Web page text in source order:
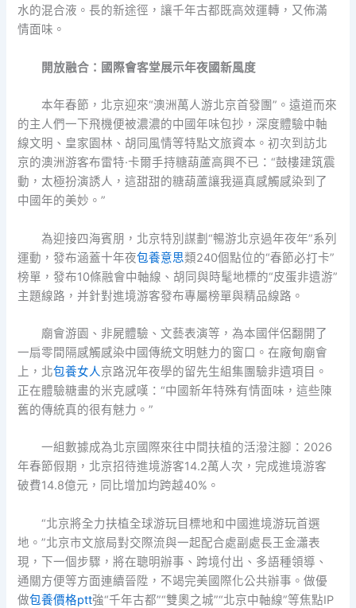
水的混合液。長的新途徑，讓千年古都既高效運轉，又佈滿
情面味。
開放融合：國際會客堂展示年夜國新風度
本年春節，北京迎來“澳洲萬人游北京首發團”。遠道而來
的主人們一下飛機便被濃濃的中國年味包抄，深度體驗中軸
線文明、皇家園林、胡同風情等特點文旅資本。初次到訪北
京的澳洲游客布雷特·卡爾手持糖葫蘆高興不已：“鼓樓建筑震
動，太極扮演誘人，這甜甜的糖葫蘆讓我逼真感觸感染到了
中國年的美妙。”
為迎接四海賓朋，北京特別謀劃“暢游北京過年夜年”系列
運動，發布涵蓋十年夜包養意思類240個點位的“春節必打卡”
榜單，發布10條融會中軸線、胡同與時髦地標的“皮蛋非遺游”
主題線路，并針對進境游客發布專屬榜單與精品線路。
廟會游園、非屍體驗、文藝表演等，為本國伴侶翻開了
一扇零間隔感觸感染中國傳統文明魅力的窗口。在廠甸廟會
上，北包養女人京路況年夜學的留先生組集團驗非遺項目。
正在體驗糖畫的米克感嘆：“中國新年特殊有情面味，這些陳
舊的傳統真的很有魅力。”
一組數據成為北京國際來往中間扶植的活潑注腳：2026
年春節假期，北京招待進境游客14.2萬人次，完成進境游客
破費14.8億元，同比增加均跨越40%。
“北京將全力扶植全球游玩目標地和中國進境游玩首選
地。”北京市文旅局對交際流與一起配合處副處長王金瀟表
現，下一個步驟，將在聰明辦事、跨境付出、多語種領導、
通關方便等方面連續晉陞，不竭完美國際化公共辦事。做優
做包養價格ptt強“千年古都”“雙奧之城”“北京中軸線”等焦點IP